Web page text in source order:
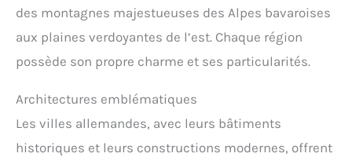
des montagnes majestueuses des Alpes bavaroises
aux plaines verdoyantes de l’est. Chaque région
possède son propre charme et ses particularités.
Architectures emblématiques
Les villes allemandes, avec leurs bâtiments
historiques et leurs constructions modernes, offrent